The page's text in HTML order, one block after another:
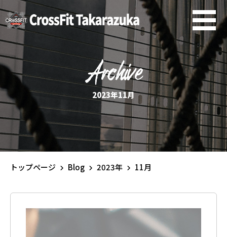
Archive
2023年11月
トップページ Blog 2023年 11月